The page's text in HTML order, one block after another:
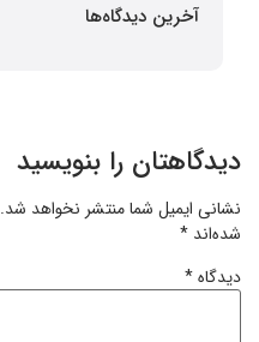
آخرین دیدگاه‌ها
دیدگاهتان را بنویسید
نشانی ایمیل شما منتشر نخواهد شد.
شده‌اند *
دیدگاه*